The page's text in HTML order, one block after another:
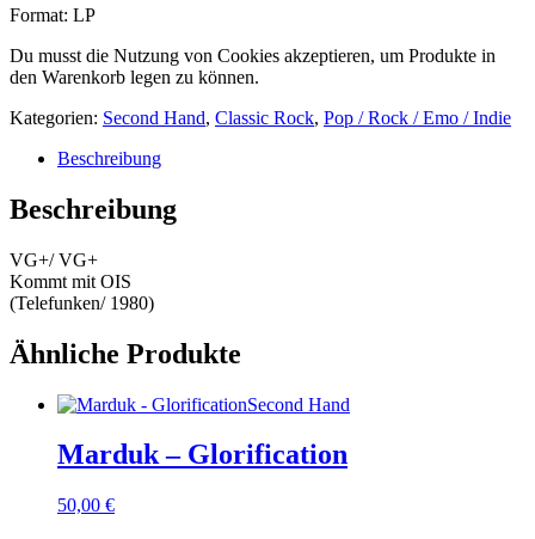
Format: LP
Du musst die Nutzung von Cookies akzeptieren, um Produkte in
den Warenkorb legen zu können.
Kategorien: Second Hand, Classic Rock, Pop / Rock / Emo / Indie
Beschreibung
Beschreibung
VG+/ VG+
Kommt mit OIS
(Telefunken/ 1980)
Ähnliche Produkte
Second Hand
Marduk – Glorification
50,00 €